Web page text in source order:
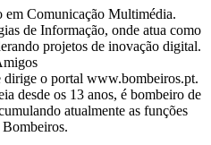
em Comunicação Multimédia.
de Informação, onde atua como
projetos de inovação digital.
o portal www.bombeiros.pt.
desde os 13 anos, é bombeiro de
atualmente as funções